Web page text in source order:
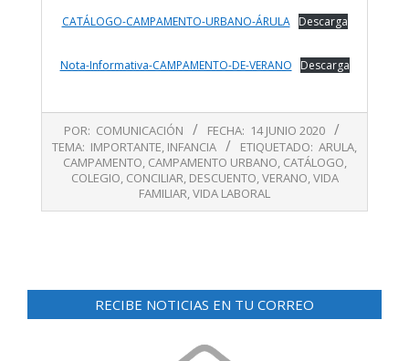
CATÁLOGO-CAMPAMENTO-URBANO-ÁRULA Descarga
Nota-Informativa-CAMPAMENTO-DE-VERANO Descarga
06-
POR: COMUNICACIÓN FECHA: 14 JUNIO 2020
TEMA: IMPORTANTE, INFANCIA ETIQUETADO: ARULA,
CAMPAMENTO, CAMPAMENTO URBANO, CATÁLOGO,
COLEGIO, CONCILIAR, DESCUENTO,VERANO,VIDA
FAMILIAR,VIDA LABORAL
RECIBE NOTICIAS EN TU CORREO